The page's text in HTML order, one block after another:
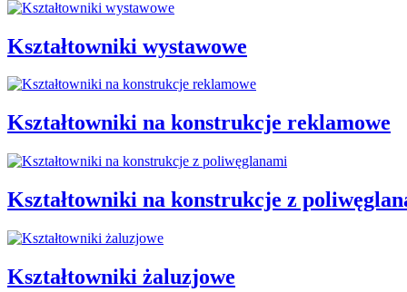
Kształtowniki wystawowe
Kształtowniki na konstrukcje reklamowe
Kształtowniki na konstrukcje z
Kształtowniki żaluzjowe